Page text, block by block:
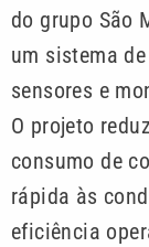
do grupo São
um sistema
sensores e
O projeto
consumo de
rápida às
eficiência